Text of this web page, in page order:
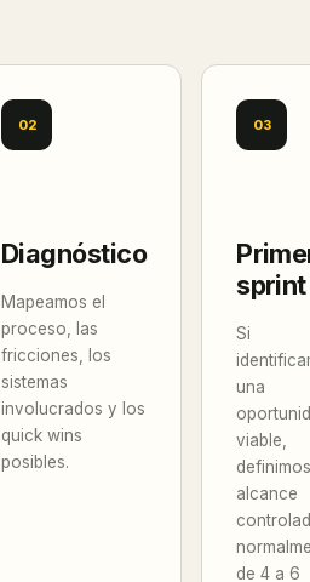
02
Diagnóstico
Mapeamos el
proceso, las
fricciones, los
sistemas
involucrados y los
quick wins
posibles.
03
sprint
Si
una
viable,
alcance
de 4 a 6